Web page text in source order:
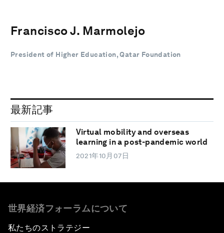
Francisco J. Marmolejo
President of Higher Education, Qatar Foundation
最新記事
Virtual mobility and overseas
learning in a post-pandemic world
2021年10月07日
世界経済フォーラムについて
私たちのストラテジー